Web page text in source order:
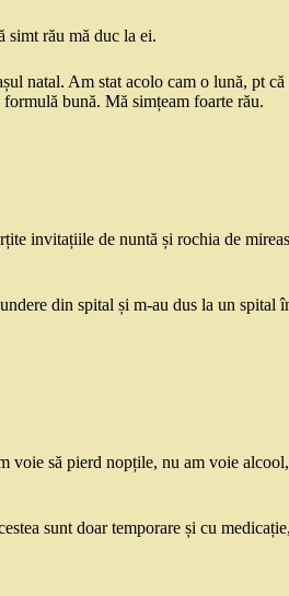
simt rău mă duc la ei.
natal. Am stat acolo cam o lună, pt că
bună. Mă simțeam foarte rău.
invitațiile de nuntă și rochia de
din spital și m-au dus la un spital
voie să pierd nopțile, nu am voie alcool,
sunt doar temporare și cu